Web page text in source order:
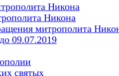
Никона
Никона
митрополита
09.07.2019
святых